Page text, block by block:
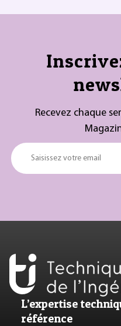
Recevez chaque
Saisissez votre email
L’expertise
référence